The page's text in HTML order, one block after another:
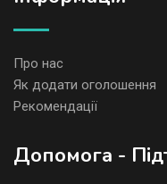
Про нас
Як додати оголошення
Рекомендації
Допомога -